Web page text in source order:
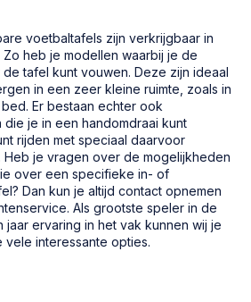
voetbaltafels zijn verkrijgbaar in
heb je modellen waarbij je de
tafel kunt vouwen. Deze zijn ideaal
in een zeer kleine ruimte, zoals in
Er bestaan echter ook
je in een handomdraai kunt
rijden met speciaal daarvoor
je vragen over de mogelijkheden
over een specifieke in- of
Dan kun je altijd contact opnemen
Als grootste speler in de
jaar ervaring in het vak kunnen wij je
interessante opties.